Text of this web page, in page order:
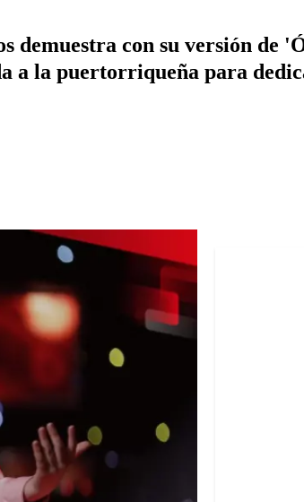
demuestra con su versión de
a la puertorriqueña para
Facebook